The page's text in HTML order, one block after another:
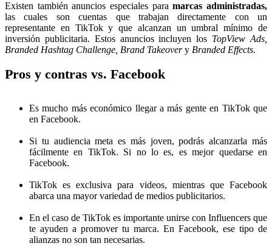
Existen también anuncios especiales paramarcas administradas,
las cuales son cuentas que trabajan directamente con un
representante en TikTok y que alcanzan un umbral mínimo de
inversión publicitaria. Estos anuncios incluyen los TopView Ads,
Branded Hashtag Challenge, Brand Takeovery Branded Effects.
Pros y contras vs. Facebook
Es mucho más económico llegar a más gente en TikTok que
en Facebook.
Si tu audiencia meta es más joven, podrás alcanzarla más
fácilmente en TikTok. Si no lo es, es mejor quedarse en
Facebook.
TikTok es exclusiva para videos, mientras que Facebook
abarca una mayor variedad de medios publicitarios.
En el caso de TikTok es importante unirse con Influencers que
te ayuden a promover tu marca. En Facebook, ese tipo de
alianzas no son tan necesarias.